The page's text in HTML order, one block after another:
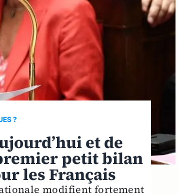
?
et de
petit bilan
les Français
modifient fortement